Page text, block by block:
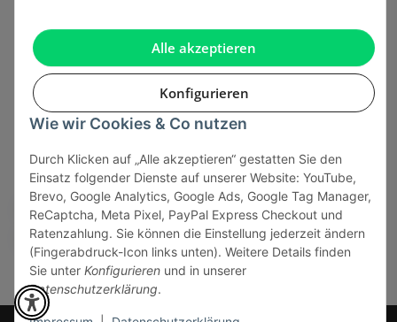
Alle akzeptieren
Konfigurieren
Wie wir Cookies & Co nutzen
Durch Klicken auf „Alle akzeptieren“ gestatten Sie den
Einsatz folgender Dienste auf unserer Website: YouTube,
Brevo, Google Analytics, Google Ads, Google Tag Manager,
ReCaptcha, Meta Pixel, PayPal Express Checkout und
Ratenzahlung. Sie können die Einstellung jederzeit ändern
(Fingerabdruck-Icon links unten). Weitere Details finden
Sie unter Konfigurieren und in unserer
Datenschutzerklärung.
Onlinehandel basiert auf Vertrauen:
Sicher bezahlen via: